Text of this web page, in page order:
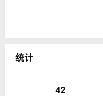
统计
42